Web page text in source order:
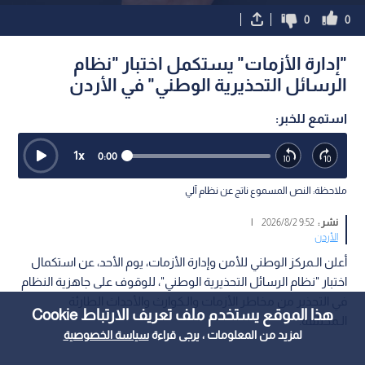
هذا الموقع يستخدم ملف تعريف الارتباط Cookie
لمزيد من المعلومات ، يرجى قراءةسياسة الخصوصية
0
0
"إدارة الأزمات" يستكمل اختبار "نظام
الرسائل التحذيرية الوطني" في الأردن
استمع للخبر:
0:00
1x
ملاحظة: النص المسموع ناتج عن نظام آلي
نشر :9:52 2026/8/2
الأردن
أعلن الـمركز الوطني للأمن وإدارة الأزمات، يوم الأحد، عن استكمال
اختبار "نظام الرسائل التحذيرية الوطني"، للوقوف على جاهزية النظام
الـمختلفة.